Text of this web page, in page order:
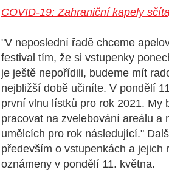
COVID-19: Zahraniční kapely
"V neposlední řadě chceme
festival tím, že si vstupenky
je ještě nepořídili, budeme mít
nejbližší době učiníte. V pondělí
první vlnu lístků pro rok 2021. My
pracovat na zvelebování areálu a
umělcích pro rok následující."
především o vstupenkách a jejich
oznámeny v pondělí 11. května.